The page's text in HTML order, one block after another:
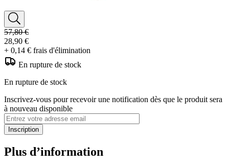
57,80 €
28,90 €
+ 0,14 € frais d'élimination
En rupture de stock
En rupture de stock
Inscrivez-vous pour recevoir une notification dès que le produit sera
à nouveau disponible
Inscription
Plus d’information